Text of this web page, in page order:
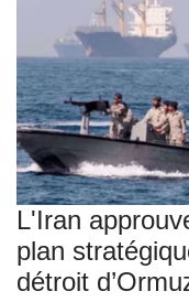
L'Iran
plan
détroit